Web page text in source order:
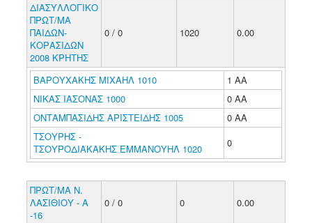
ΔΙΑΣΥΛΛΟΓΙΚΟ
ΠΡΩΤ/ΜΑ
ΠΑΙΔΩΝ-
ΚΟΡΑΣΙΔΩΝ
2008 ΚΡΗΤΗΣ
0 / 0 1020 0.00
ΒΑΡΟΥΧΑΚΗΣ ΜΙΧΑΗΛ 1010
1 ΑΑ
ΝΙΚΑΣ ΙΑΣΟΝΑΣ 1000
0 ΑΑ
ΟΝΤΑΜΠΑΣΙΔΗΣ ΑΡΙΣΤΕΙΔΗΣ 1005
0 ΑΑ
ΤΣΟΥΡΗΣ -
ΤΣΟΥΡΟΔΙΑΚΑΚΗΣ ΕΜΜΑΝΟΥΗΛ 1020
0
ΠΡΩΤ/ΜΑ Ν.
ΛΑΣΙΘΙΟΥ - Α
-16
0 / 0 0 0.00